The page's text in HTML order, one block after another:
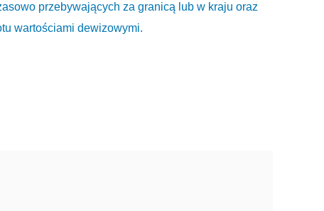
przebywających za granicą lub w kraju oraz
wartościami dewizowymi.